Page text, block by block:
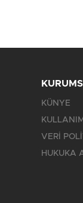
KÜNYE
VERİ
HUKUKA